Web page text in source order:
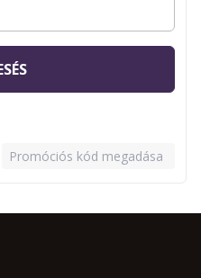
Promóciós kód megadása